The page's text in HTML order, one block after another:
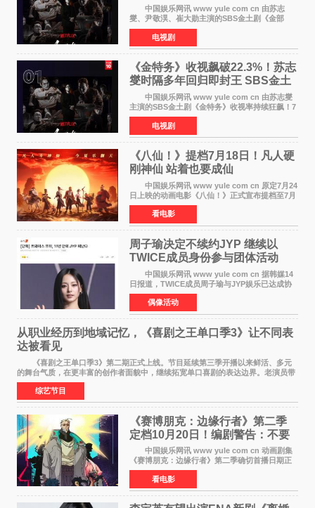
中国娱乐网讯 www yule com cn 由苏志
燮、尹敬淏、崔大勋主演的SBS金土剧《金部
长》持续席卷全球，收获海内外观众热烈反
响。 15日，据Netflix官方排行榜网站Tudum
公布的数据，SBS金土剧《
电视剧
《金特务》收视飙破22.3%！苏志
燮时隔多年回归即封王 SBS金土
剧新纪录诞生
中国娱乐网讯 www yule com cn 由苏志燮
主演的SBS金土剧《金特务》收视率持续狂飙！7
月11日播出的第6集全国平均收视率高达22 3%，
瞬间最高更冲上26 4%，不仅再度刷新自身纪
录，更稳坐同时段
电视剧
《八仙！》提档7月18日！凡人硬
刚神仙 站着也要成仙
中国娱乐网讯 www yule com cn 原定7月24
日上映的动画电影《八仙！》正式宣布提档至7月
18日。这部国风动画大片将八仙过海，各显神通
这句刻在国人DNA里的俗语玩出了新花样——影
片讲述凡人
看电影
周子瑜决定不续约JYP 继续以
TWICE成员身份参与团体活动
中国娱乐网讯 www yule com cn 据韩媒14
日报道，TWICE成员周子瑜与JYP娱乐已达成协
议，不再续签个人专属合约，但她将继续参与
TWICE的完整团体活动。 周子瑜于2015年通
过生存节目《SIXTE
偶像活动
从职业经历到地域记忆，《喜剧之王单口季3》让不同表
达被看见
《喜剧之王单口季3》第二期正式上线。节目延续第三季开播以来鲜活、多元
的舞台气质，在更丰富的创作者面貌中，继续拓宽单口喜剧的表达边界。老演员带
着更加成熟的文本与舞台掌控回归，新面孔则
综艺节目
《赛博朋克：边缘行者》第二季
定档10月20日！编剧警告：不要
对角色投入太深
中国娱乐网讯 www yule com cn 动画剧集
《赛博朋克：边缘行者》第二季确切首播日期正
式敲定——将于10月20日在Netflix全球上线。此
前，Netflix韩国官方账号曾短暂出现这一日期信
息，随后迅
看电影